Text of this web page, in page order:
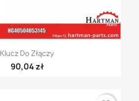
Klucz Do Złączy
90,04 zł